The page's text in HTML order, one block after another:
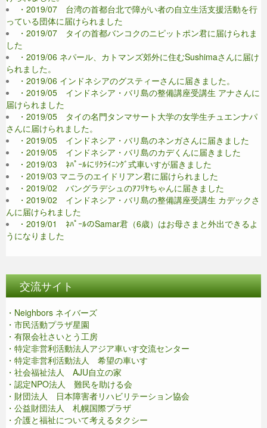
・2019/07 台湾の首都台北で障がい者の自立生活支援活動を行
っている団体に届けられました
・2019/07 タイの首都バンコクのニピットポン君に届けられま
した
・2019/06 ネパール、カトマンズ郊外に住むSushimaさんに届け
られました。
・2019/06 インドネシアのグスティーさんに届きました。
・2019/05 インドネシア・バリ島の整備講座受講生 アナさんに
届けられました
・2019/05 タイの名門タンマサート大学の女学生チュエンナパ
さんに届けられました。
・2019/05 インドネシア・バリ島のネンガさんに届きました
・2019/05 インドネシア・バリ島のカデくんに届きました
・2019/03 ﾈﾊﾟｰﾙにﾘｸﾗｲﾆﾝｸﾞ式車いすが届きました
・2019/03 マニラのエイドリアン君に届けられました
・2019/02 バングラデシュのｱﾌﾘﾔちゃんに届きました
・2019/02 インドネシア・バリ島の整備講座受講生 カデックさ
んに届けられました
・2019/01 ﾈﾊﾟｰﾙのSamar君（6歳）はお母さまと外出できるよ
うになりました
交流サイト
・Neighbors ネイバーズ
・市民活動プラザ星園
・有限会社さいとう工房
・特定非営利活動法人アジア車いす交流センター
・特定非営利活動法人 希望の車いす
・社会福祉法人 AJU自立の家
・認定NPO法人 難民を助ける会
・財団法人 日本障害者リハビリテーション協会
・公益財団法人 札幌国際プラザ
・介護と福祉について考えるタクシー